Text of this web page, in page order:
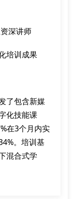
深讲师
培训成果
了包含新媒
化技能课
在3个月内实
。培训基
混合式学